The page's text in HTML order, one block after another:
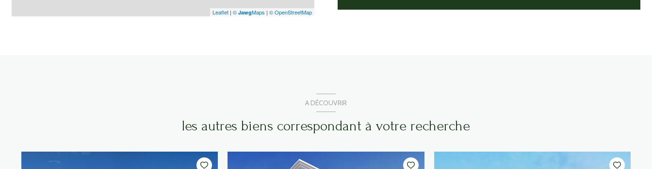
Leaflet | © JawgMaps | © OpenStreetMap
A DÉCOUVRIR
les autres biens correspondant à votre recherche